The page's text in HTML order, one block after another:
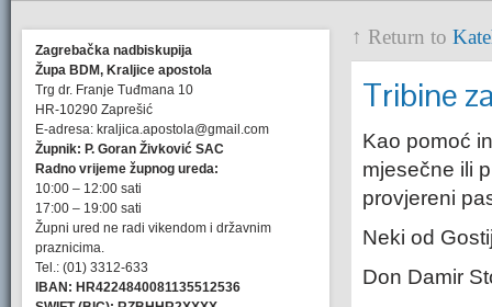
Zagrebačka nadbiskupija
Župa BDM, Kraljice apostola
Trg dr. Franje Tuđmana 10
HR-10290 Zaprešić
E-adresa: kraljica.apostola@gmail.com
Župnik: P. Goran Živković SAC
Radno vrijeme župnog ureda:
10:00 – 12:00 sati
17:00 – 19:00 sati
Župni ured ne radi vikendom i državnim
praznicima.
Tel.: (01) 3312-633
IBAN: HR4224840081135512536
↑ Return to
Tribine
Kao pomoć
mjesečne ili
provjereni
Neki od
Don Damir